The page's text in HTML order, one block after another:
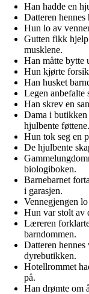
Han hadde en
Datteren
Hun lo av
Gutten fikk
musklene.
Han måtte bytte
Hun kjørte
Han husket
Legen anbefalte
Han skrev en
Dama i butikken
hjulbente føttene.
Hun tok seg en
De hjulbente
biologiboken.
Barnebarnet
i garasjen.
Vennegjengen
Hun var stolt av
Læreren
barndommen.
Datteren
dyrebutikken.
Hotellrommet
på.
Han drømte om